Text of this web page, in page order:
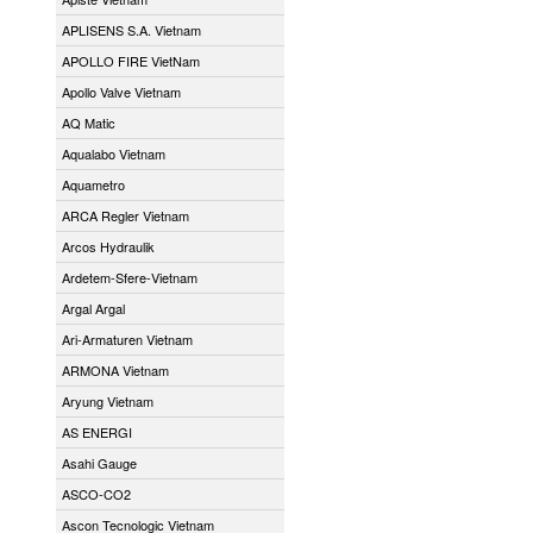
APLISENS S.A. Vietnam
APOLLO FIRE VietNam
Apollo Valve Vietnam
AQ Matic
Aqualabo Vietnam
Aquametro
ARCA Regler Vietnam
Arcos Hydraulik
Ardetem-Sfere-Vietnam
Argal Argal
Ari-Armaturen Vietnam
ARMONA Vietnam
Aryung Vietnam
AS ENERGI
Asahi Gauge
ASCO-CO2
Ascon Tecnologic Vietnam